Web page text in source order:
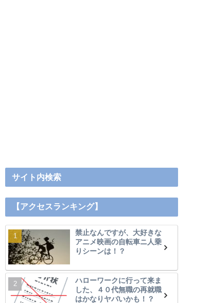
サイト内検索
【アクセスランキング】
禁止なんですが、大好きな
アニメ映画の自転車ニ人乗
りシーンは！？
ハローワークに行って来ま
した、４０代無職の再就職
はかなりヤバいかも！？